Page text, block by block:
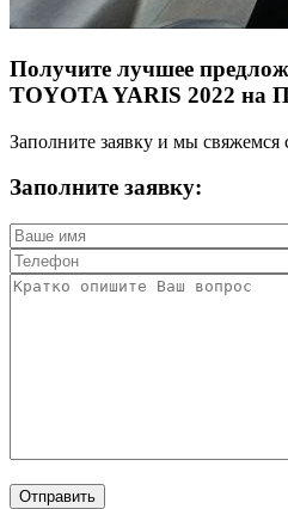
Получите лучшее
TOYOTA YARIS 2022 на
Заполните заявку и мы
Заполните заявку: